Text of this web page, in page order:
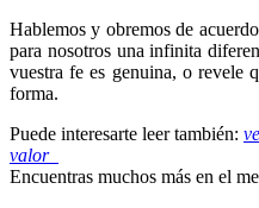
Hablemos y obremos de
para nosotros una infinita
vuestra fe es genuina, o revele
forma.
Puede interesarte leer también:
valor
Encuentras muchos más en el